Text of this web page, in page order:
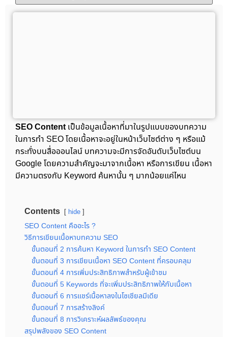
SEO Contentเป็นข้อมูลเนื้อหาที่มาในรูปแบบของบทความ
ในการทำ SEO โดยเนื้อหาจะอยู่ในหน้าเว็บไซต์ต่าง ๆ หรือแม้
กระทั่งบนสื่อออนไลน์ บทความจะมีการจัดอันดับเว็บไซต์บน
Google โดยความสำคัญจะมาจากเนื้อหา หรือการเขียน เนื้อหา
มีความตรงกับ Keyword ค้นหานั้น ๆ มากน้อยแค่ไหน
Contents hide
SEO Content คืออะไร ?
วิธีการเขียนเนื้อหาบทความ SEO
ขั้นตอนที่ 2 การค้นหา Keyword ในการทำ SEO Content
ขั้นตอนที่ 3 การเขียนเนื้อหา SEO Content ที่ครอบคลุม
ขั้นตอนที่ 4 การเพิ่มประสิทธิภาพสำหรับผู้เข้าชม
ขั้นตอนที่ 5 Keywords ที่จะเพิ่มประสิทธิภาพให้กับเนื้อหา
ขั้นตอนที่ 6 การแชร์เนื้อหาลงในโซเชียลมีเดีย
ขั้นตอนที่ 7 การสร้างลิงค์
ขั้นตอนที่ 8 การวิเคราะห์ผลลัพธ์ของคุณ
สรุปพลังของ SEO Content